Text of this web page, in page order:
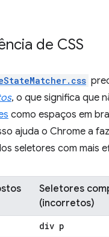
de CSS
, o que significa que
como espaços em
ajuda o Chrome a
seletores com mais
Seletores
(incorretos)
div p